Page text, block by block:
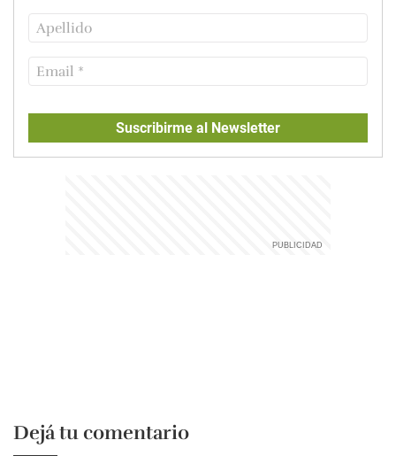
Suscribirme al Newsletter
Dejá tu comentario